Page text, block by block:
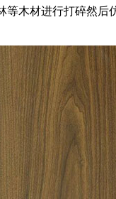
木材进行打碎然